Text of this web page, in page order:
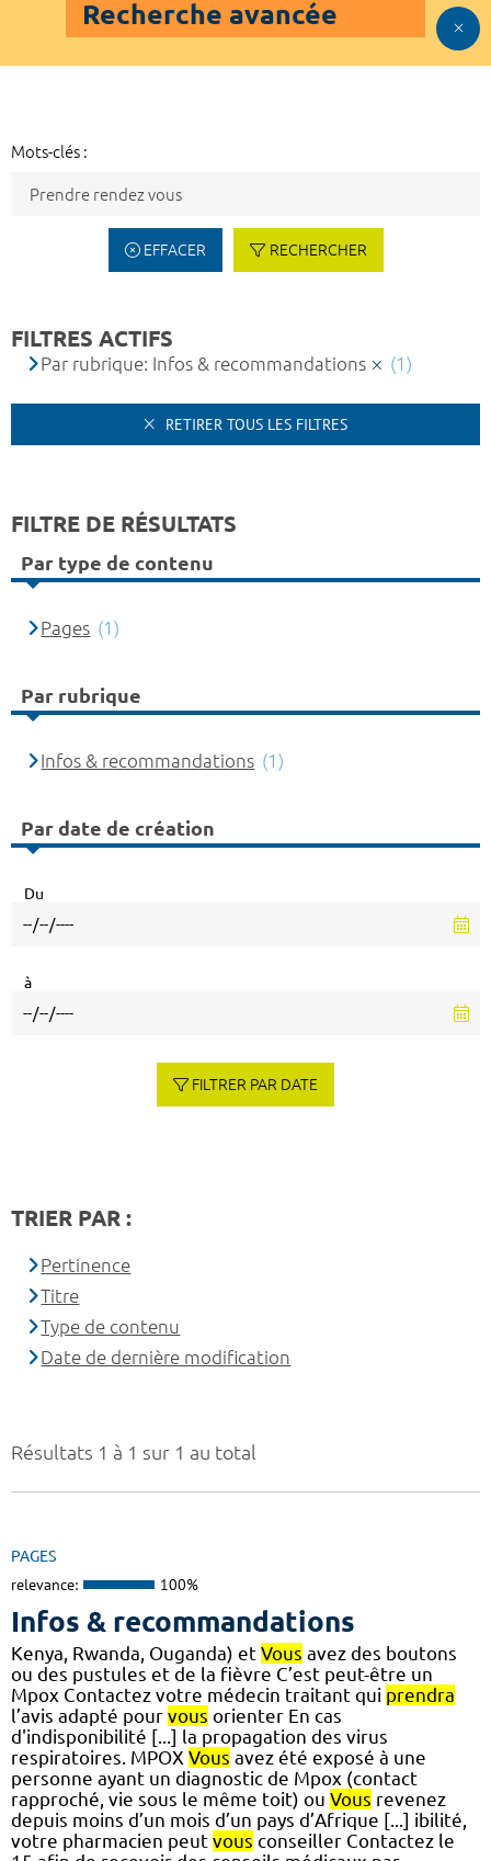
Recherche avancée
Mots-clés :
EFFACER RECHERCHER
Résultats 1 à 1 sur 1 au total
PAGES
relevance: 100%
Infos & recommandations
Kenya, Rwanda, Ouganda) et Vous avez des boutons
ou des pustules et de la fièvre C’est peut-être un
Mpox Contactez votre médecin traitant qui prendra
l’avis adapté pour vous orienter En cas
d'indisponibilité [...] la propagation des virus
respiratoires. MPOX Vous avez été exposé à une
personne ayant un diagnostic de Mpox (contact
rapproché, vie sous le même toit) ou Vous revenez
depuis moins d’un mois d’un pays d’Afrique [...] ibilité,
votre pharmacien peut vous conseiller Contactez le
FILTRES ACTIFS
Par rubrique: Infos & recommandations (1)
RETIRER TOUS LES FILTRES
FILTRE DE RÉSULTATS
Par type de contenu
Pages (1)
Par rubrique
Infos & recommandations (1)
Par date de création
Du
à
FILTRER PAR DATE
TRIER PAR :
Pertinence
Titre
Type de contenu
Date de dernière modification